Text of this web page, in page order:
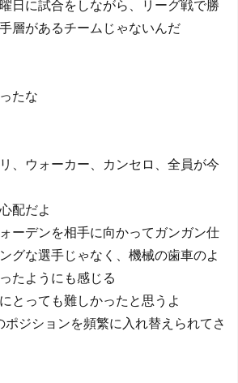
日に試合をしながら、リーグ戦で勝
層があるチームじゃないんだ
たな
、ウォーカー、カンセロ、全員が今
配だよ
ーデンを相手に向かってガンガン仕
グな選手じゃなく、機械の歯車のよ
たようにも感じる
とっても難しかったと思うよ
ポジションを頻繁に入れ替えられてさ